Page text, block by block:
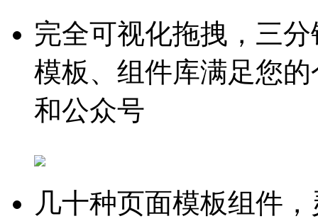
完全可视化拖拽，三
模板、组件库满足您
和公众号
几十种页面模板组件